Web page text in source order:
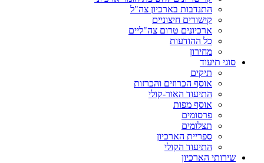
התנדבות בארכיון צה"ל
קישורים חיצוניים
ארכיונים טרום צה"ליים
כל ההודעות
מחירון
סוגי תיעוד
תיקים
אוסף הכרוזים והכרזות
התיעוד האור-קולי
אוסף מפות
פרסומים
תצלומים
ספריית הארכיון
התיעוד הקולי
שירותי הארכיון